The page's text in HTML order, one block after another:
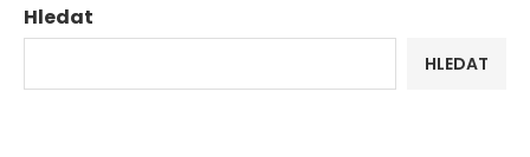
Hledat
HLEDAT